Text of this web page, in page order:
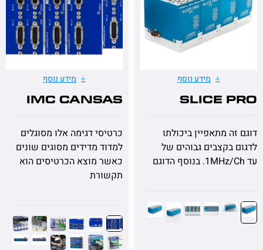
מידע נוסף
SLICE
מתאפיין ביכולתו
גבוהים של
מידע נוסף
imc CANSAS
כרטיסי דגימה אלו מסוגלים
למדוד מדידים מסוגים שונים
כאשר מוצא הכרטיסים הוא
תקשורת